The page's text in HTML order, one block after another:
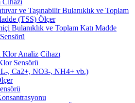
ve Taşınabilir Bulanıklık ve Toplam
(TSS) Ölçer
Bulanıklık ve Toplam Katı Madde
Klor Analiz Cihazı
Sensörü
, Ca2+, NO3-, NH4+ vb.)